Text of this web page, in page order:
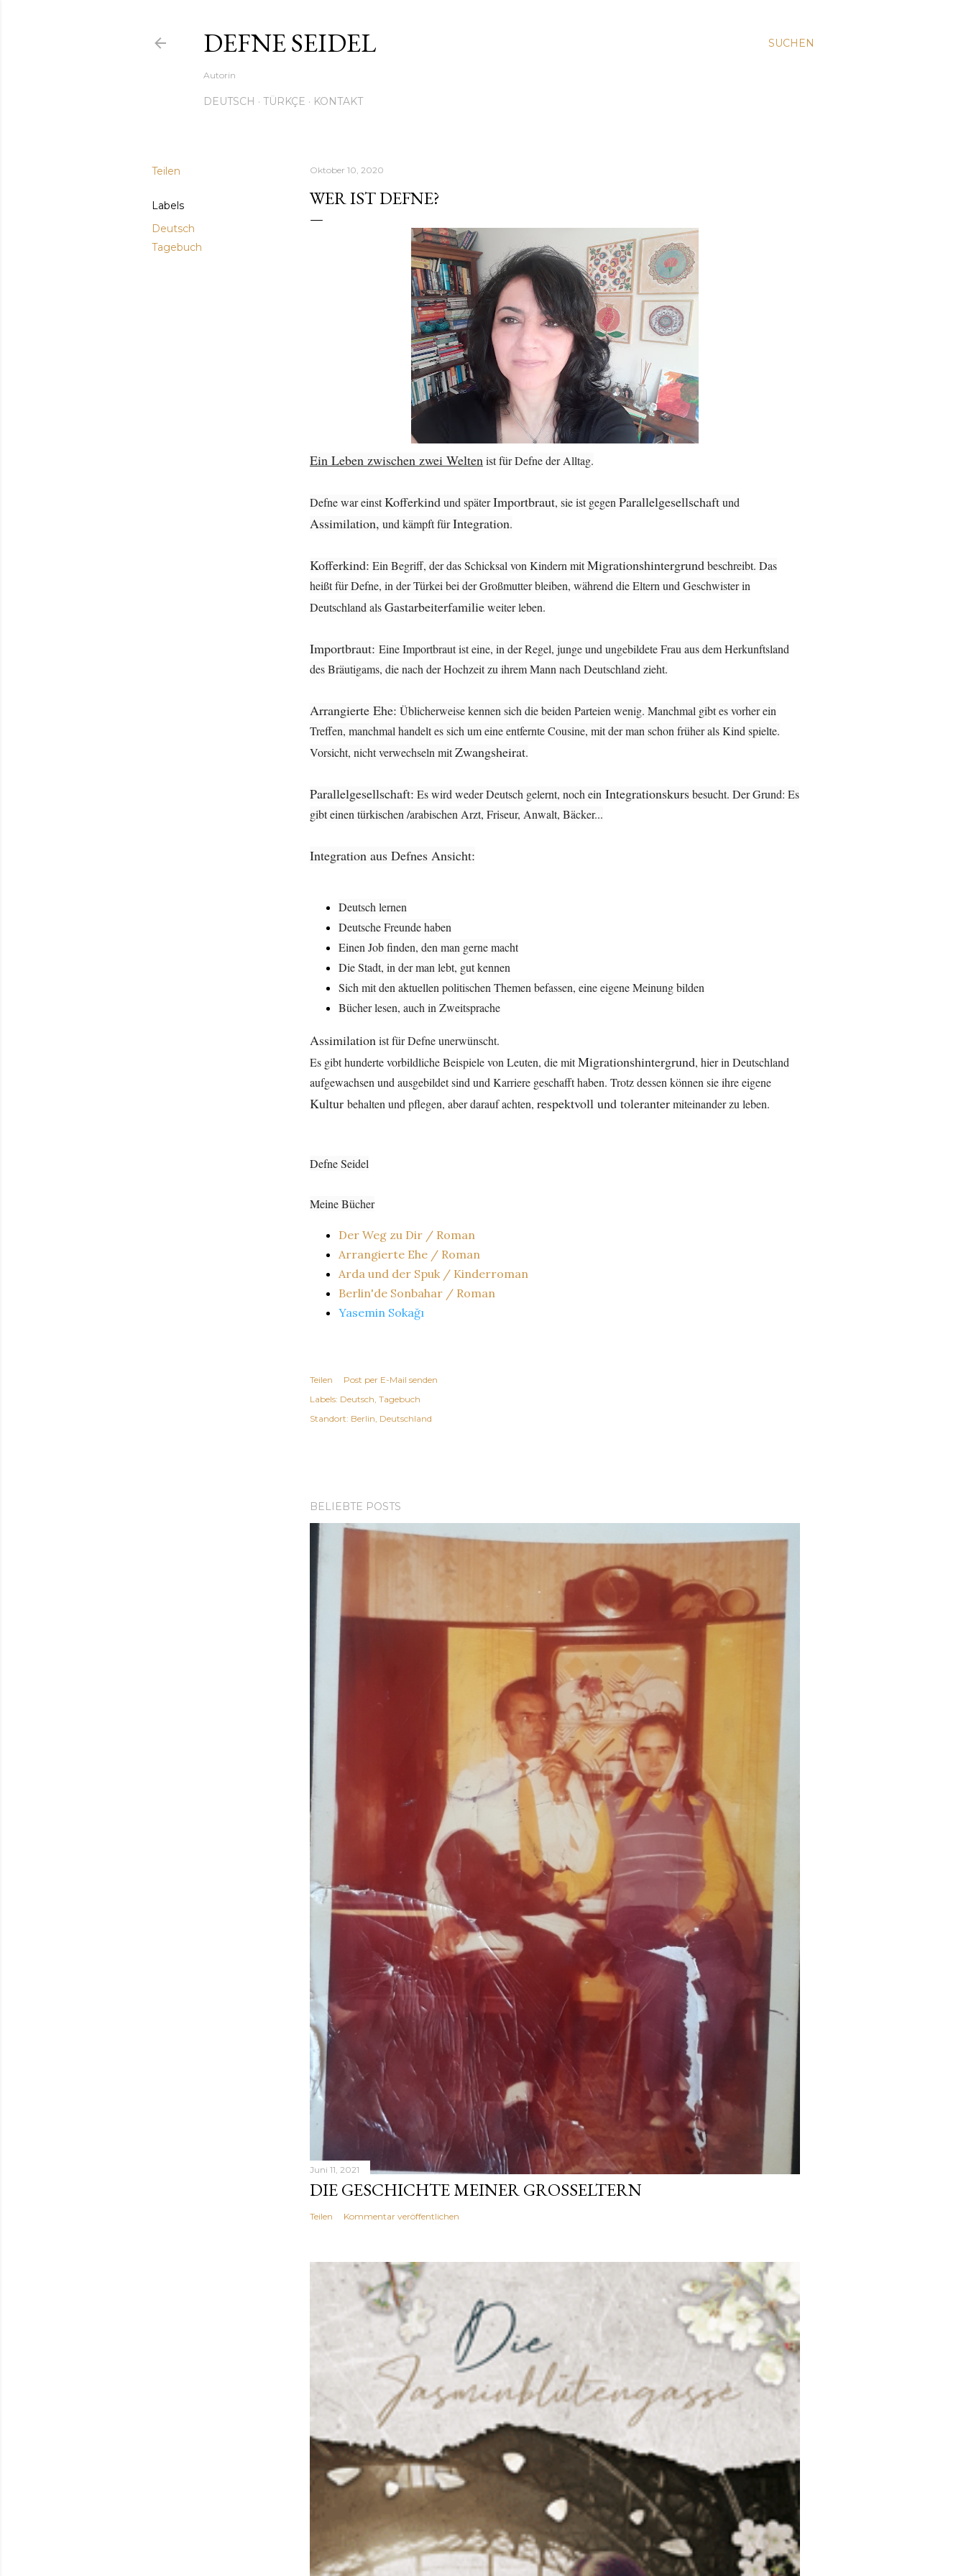
SUCHEN
DEFNE SEIDEL
Autorin
DEUTSCH TÜRKÇE KONTAKT
Teilen
Labels
Deutsch
Tagebuch
Oktober 10, 2020
WER IST DEFNE?
Ein Leben zwischen zwei Weltenist für Defne der Alltag.
Defne war einstKofferkindund späterImportbraut, sie ist gegen Parallelgesellschaftund
Assimilation, und kämpft fürIntegration.
Kofferkind: Ein Begriff, der das Schicksal von Kindern mitMigrationshintergrundbeschreibt. Das
heißt für Defne, in der Türkei bei der Großmutter bleiben, während die Eltern und Geschwister in
Deutschland alsGastarbeiterfamilieweiter leben.
Importbraut: Eine Importbraut ist eine, in der Regel, junge und ungebildete Frau aus dem Herkunftsland
des Bräutigams, die nach der Hochzeit zu ihrem Mann nach Deutschland zieht.
Arrangierte Ehe: Üblicherweise kennen sich die beiden Parteien wenig. Manchmal gibt es vorher ein
Treffen, manchmal handelt es sich um eine entfernte Cousine, mit der man schon früher als Kind spielte.
Vorsicht, nicht verwechseln mitZwangsheirat.
Parallelgesellschaft: Es wird weder Deutsch gelernt, noch ein Integrationskursbesucht. Der Grund: Es
gibt einen türkischen /arabischen Arzt, Friseur, Anwalt, Bäcker...
Integration aus Defnes Ansicht:
Deutsch lernen
Deutsche Freunde haben
Einen Job finden, den man gerne macht
Die Stadt, in der man lebt, gut kennen
Sich mit den aktuellen politischen Themen befassen, eine eigene Meinung bilden
Bücher lesen, auch in Zweitsprache
Assimilationist für Defne unerwünscht.
Es gibt hunderte vorbildliche Beispiele von Leuten, die mitMigrationshintergrund, hier in Deutschland
aufgewachsen und ausgebildet sind und Karriere geschafft haben. Trotz dessen können sie ihre eigene
Kultur behalten und pflegen, aber darauf achten, respektvoll und tolerantermiteinander zu leben.
Defne Seidel
Meine Bücher
Der Weg zu Dir / Roman
Arrangierte Ehe / Roman
Arda und der Spuk / Kinderroman
Berlin'de Sonbahar / Roman
Yasemin Sokağı
Teilen
Post per E-Mail senden
Labels: Deutsch Tagebuch
Standort: Berlin, Deutschland
BELIEBTE POSTS
Juni 11, 2021
DIE GESCHICHTE MEINER GROSSELTERN
Teilen Kommentar veröffentlichen